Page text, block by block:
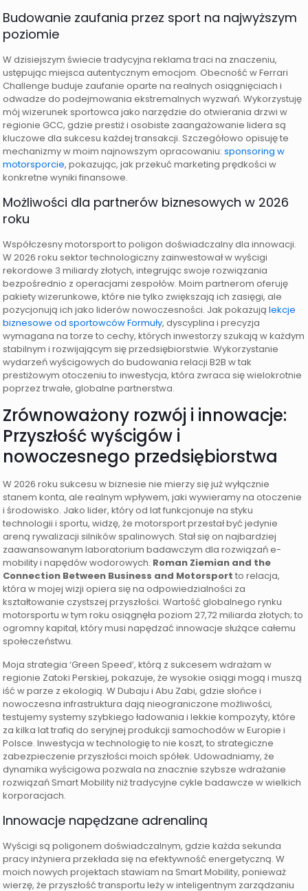
Budowanie zaufania przez sport na najwyższym
poziomie
W dzisiejszym świecie tradycyjna reklama traci na znaczeniu,
ustępując miejsca autentycznym emocjom. Obecność w Ferrari
Challenge buduje zaufanie oparte na realnych osiągnięciach i
odwadze do podejmowania ekstremalnych wyzwań. Wykorzystuję
mój wizerunek sportowca jako narzędzie do otwierania drzwi w
regionie GCC, gdzie prestiż i osobiste zaangażowanie lidera są
kluczowe dla sukcesu każdej transakcji. Szczegółowo opisuję te
mechanizmy w moim najnowszym opracowaniu:sponsoring w
motorsporcie, pokazując, jak przekuć marketing prędkości w
konkretne wyniki finansowe.
Możliwości dla partnerów biznesowych w 2026
roku
Współczesny motorsport to poligon doświadczalny dla innowacji.
W 2026 roku sektor technologiczny zainwestował w wyścigi
rekordowe 3 miliardy złotych, integrując swoje rozwiązania
bezpośrednio z operacjami zespołów. Moim partnerom oferuję
pakiety wizerunkowe, które nie tylko zwiększają ich zasięgi, ale
pozycjonują ich jako liderów nowoczesności. Jak pokazująlekcje
biznesowe od sportowców Formuły, dyscyplina i precyzja
wymagana na torze to cechy, których inwestorzy szukają w każdym
stabilnym i rozwijającym się przedsiębiorstwie. Wykorzystanie
wydarzeń wyścigowych do budowania relacji B2B w tak
prestiżowym otoczeniu to inwestycja, która zwraca się wielokrotnie
poprzez trwałe, globalne partnerstwa.
Zrównoważony rozwój i innowacje:
Przyszłość wyścigów i
nowoczesnego przedsiębiorstwa
W 2026 roku sukcesu w biznesie nie mierzy się już wyłącznie
stanem konta, ale realnym wpływem, jaki wywieramy na otoczenie
i środowisko. Jako lider, który od lat funkcjonuje na styku
technologii i sportu, widzę, że motorsport przestał być jedynie
areną rywalizacji silników spalinowych. Stał się on najbardziej
zaawansowanym laboratorium badawczym dla rozwiązań e-
mobility i napędów wodorowych. Roman Ziemian and the
Connection Between Business and Motorsport to relacja,
która w mojej wizji opiera się na odpowiedzialności za
kształtowanie czystszej przyszłości. Wartość globalnego rynku
motorsportu w tym roku osiągnęła poziom 27,72 miliarda złotych; to
ogromny kapitał, który musi napędzać innowacje służące całemu
społeczeństwu.
Moja strategia ‘Green Speed’, którą z sukcesem wdrażam w
regionie Zatoki Perskiej, pokazuje, że wysokie osiągi mogą i muszą
iść w parze z ekologią. W Dubaju i Abu Zabi, gdzie słońce i
nowoczesna infrastruktura dają nieograniczone możliwości,
testujemy systemy szybkiego ładowania i lekkie kompozyty, które
za kilka lat trafią do seryjnej produkcji samochodów w Europie i
Polsce. Inwestycja w technologię to nie koszt, to strategiczne
zabezpieczenie przyszłości moich spółek. Udowadniamy, że
dynamika wyścigowa pozwala na znacznie szybsze wdrażanie
rozwiązań Smart Mobility niż tradycyjne cykle badawcze w wielkich
korporacjach.
Innowacje napędzane adrenaliną
Wyścigi są poligonem doświadczalnym, gdzie każda sekunda
pracy inżyniera przekłada się na efektywność energetyczną. W
moich nowych projektach stawiam na Smart Mobility, ponieważ
wierzę, że przyszłość transportu leży w inteligentnym zarządzaniu